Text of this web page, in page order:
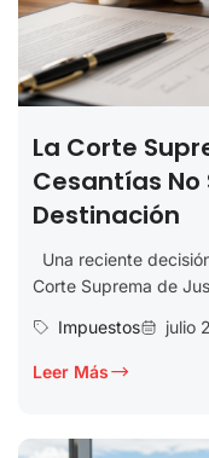
La Corte
Cesantías No
Destinación
Una reciente
Corte Suprema de
Impuestos
julio
Leer Más